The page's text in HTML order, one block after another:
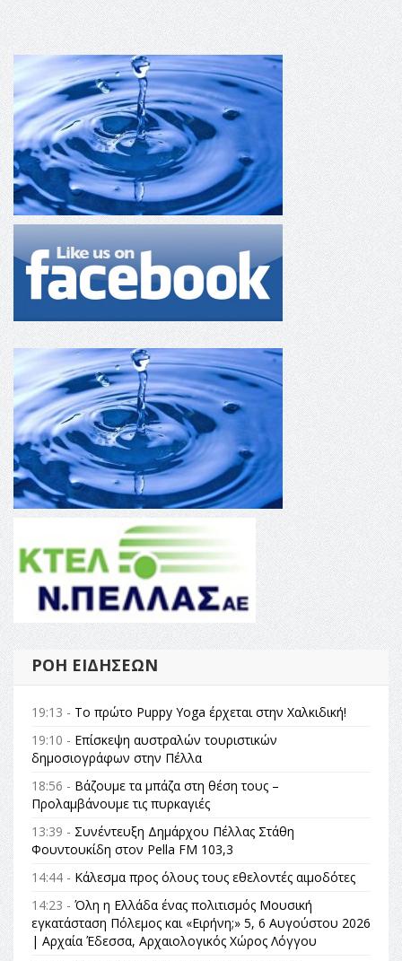
ΡΟΉ ΕΙΔΉΣΕΩΝ
19:13 - Το πρώτο Puppy Yoga έρχεται στην Χαλκιδική!
19:10 - Επίσκεψη αυστραλών τουριστικών
δημοσιογράφων στην Πέλλα
18:56 - Βάζουμε τα μπάζα στη θέση τους –
Προλαμβάνουμε τις πυρκαγιές
13:39 - Συνέντευξη Δημάρχου Πέλλας Στάθη
Φουντουκίδη στον Pella FM 103,3
14:44 - Κάλεσμα προς όλους τους εθελοντές αιμοδότες
14:23 - Όλη η Ελλάδα ένας πολιτισμός Μουσική
εγκατάσταση Πόλεμος και «Ειρήνη;» 5, 6 Αυγούστου 2026
| Αρχαία Έδεσσα, Αρχαιολογικός Χώρος Λόγγου